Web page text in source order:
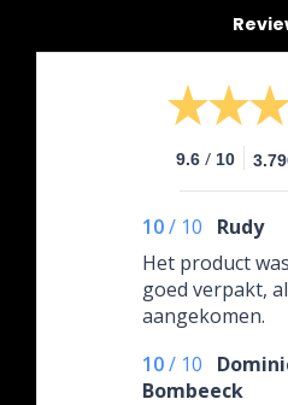
9.6 / 10
10/ 10
Rudy
Het product
goed verpakt,
aangekomen.
10/ 10
Bombeeck